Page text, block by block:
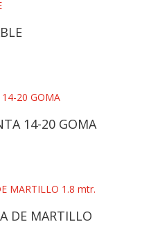
14-20 GOMA
DE MARTILLO